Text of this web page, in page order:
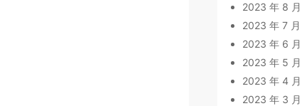
2023 年 8 月
2023 年 7 月
2023 年 6 月
2023 年 5 月
2023 年 4 月
2023 年 3 月